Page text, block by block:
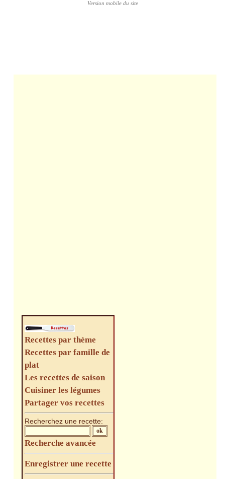
Recettes par thème
Recettes par famille de
plat
Les recettes de saison
Cuisiner les légumes
Partager vos recettes
Recherchez une recette:
Recherche avancée
Enregistrer une recette